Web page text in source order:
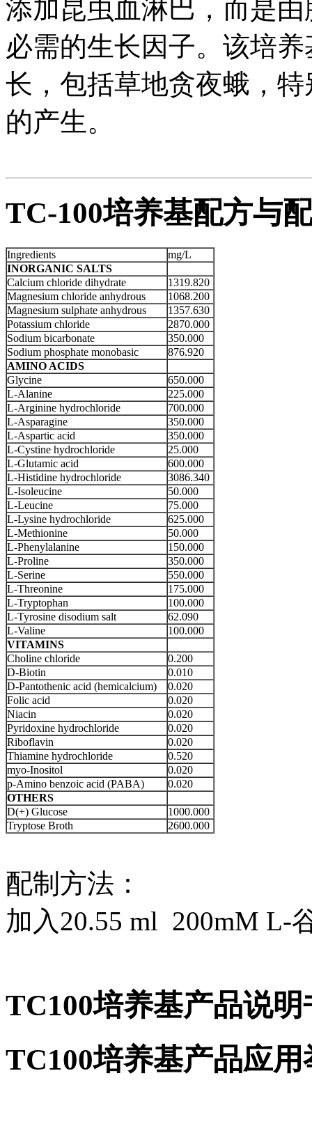
添加昆虫血淋巴，而是
必需的生长因子。该培
长，包括草地贪夜蛾，
的产生。
TC-100培养基配方与
Ingredients
mg/L
INORGANIC SALTS
Calcium chloride dihydrate
1319.820
Magnesium chloride anhydrous
1068.200
Magnesium sulphate anhydrous
1357.630
Potassium chloride
2870.000
Sodium bicarbonate
350.000
Sodium phosphate monobasic
876.920
AMINO ACIDS
Glycine
650.000
L-Alanine
225.000
L-Arginine hydrochloride
700.000
L-Asparagine
350.000
L-Aspartic acid
350.000
L-Cystine hydrochloride
25.000
L-Glutamic acid
600.000
L-Histidine hydrochloride
3086.340
L-Isoleucine
50.000
L-Leucine
75.000
L-Lysine hydrochloride
625.000
L-Methionine
50.000
L-Phenylalanine
150.000
L-Proline
350.000
L-Serine
550.000
L-Threonine
175.000
L-Tryptophan
100.000
L-Tyrosine disodium salt
62.090
L-Valine
100.000
VITAMINS
Choline chloride
0.200
D-Biotin
0.010
D-Pantothenic acid (hemicalcium)
0.020
Folic acid
0.020
Niacin
0.020
Pyridoxine hydrochloride
0.020
Riboflavin
0.020
Thiamine hydrochloride
0.520
myo-Inositol
0.020
p-Amino benzoic acid (PABA)
0.020
OTHERS
D(+) Glucose
1000.000
Tryptose Broth
2600.000
配制方法：
加入20.55 ml 200mM L-
TC100培养基产品说
TC100培养基产品应用